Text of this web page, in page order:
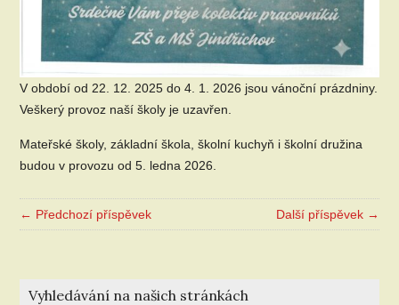
V období od 22. 12. 2025 do 4. 1. 2026 jsou vánoční prázdniny.
Veškerý provoz naší školy je uzavřen.
Mateřské školy, základní škola, školní kuchyň i školní družina
budou v provozu od 5. ledna 2026.
← Předchozí příspěvek Další příspěvek →
Vyhledávání na našich stránkách